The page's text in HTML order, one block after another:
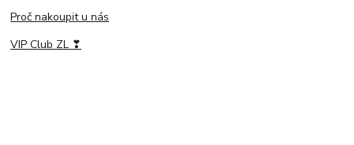
Proč nakoupit u nás
VIP Club ZL ❣